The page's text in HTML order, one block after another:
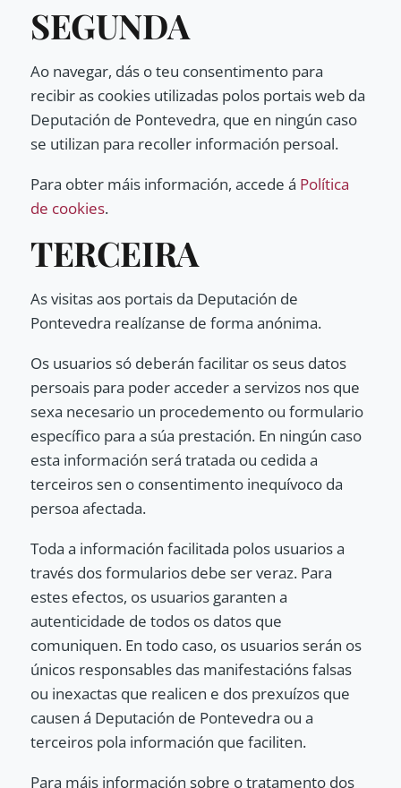
SEGUNDA
Ao navegar, dás o teu consentimento para
recibir as cookies utilizadas polos portais web da
Deputación de Pontevedra, que en ningún caso
se utilizan para recoller información persoal.
Para obter máis información, accede á Política
de cookies.
TERCEIRA
As visitas aos portais da Deputación de
Pontevedra realízanse de forma anónima.
Os usuarios só deberán facilitar os seus datos
persoais para poder acceder a servizos nos que
sexa necesario un procedemento ou formulario
específico para a súa prestación. En ningún caso
esta información será tratada ou cedida a
terceiros sen o consentimento inequívoco da
persoa afectada.
Toda a información facilitada polos usuarios a
través dos formularios debe ser veraz. Para
estes efectos, os usuarios garanten a
autenticidade de todos os datos que
comuniquen. En todo caso, os usuarios serán os
únicos responsables das manifestacións falsas
ou inexactas que realicen e dos prexuízos que
causen á Deputación de Pontevedra ou a
terceiros pola información que faciliten.
Para máis información sobre o tratamento dos